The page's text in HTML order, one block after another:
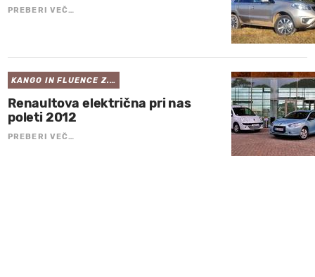
PREBERI VEČ…
KANGO IN FLUENCE Z.…
Renaultova električna pri nas
poleti 2012
PREBERI VEČ…